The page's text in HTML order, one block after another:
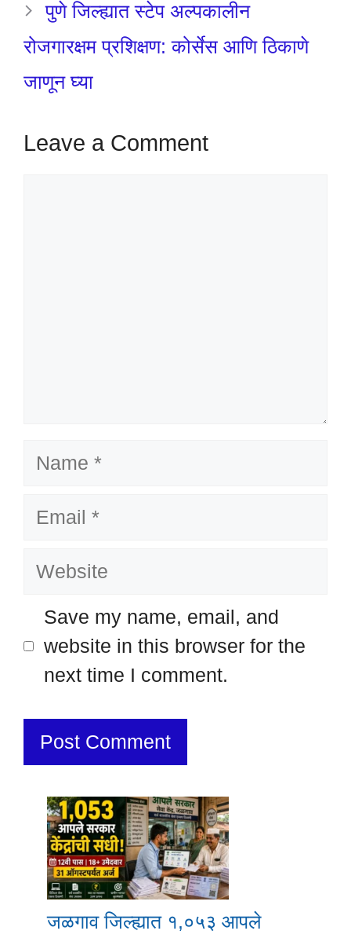
पुणे जिल्ह्यात स्टेप अल्पकालीन
रोजगारक्षम प्रशिक्षण: कोर्सेस आणि ठिकाणे
जाणून घ्या
Leave a Comment
Name
Email
Website
Save my name, email, and
website in this browser for the
next time I comment.
जळगाव जिल्ह्यात १,०५३ आपले